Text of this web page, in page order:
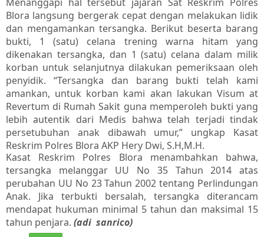
Blora langsung bergerak cepat dengan melakukan lidik
dan mengamankan tersangka. Berikut beserta barang
bukti, 1 (satu) celana trening warna hitam yang
dikenakan tersangka, dan 1 (satu) celana dalam milik
korban untuk selanjutnya dilakukan pemeriksaan oleh
penyidik. “Tersangka dan barang bukti telah kami
amankan, untuk korban kami akan lakukan Visum at
Revertum di Rumah Sakit guna memperoleh bukti yang
lebih autentik dari Medis bahwa telah terjadi tindak
persetubuhan anak dibawah umur,” ungkap Kasat
Reskrim Polres Blora AKP Hery Dwi, S.H,M.H.
Kasat Reskrim Polres Blora menambahkan bahwa,
tersangka melanggar UU No 35 Tahun 2014 atas
perubahan UU No 23 Tahun 2002 tentang Perlindungan
Anak. Jika terbukti bersalah, tersangka diterancam
mendapat hukuman minimal 5 tahun dan maksimal 15
tahun penjara. (adi sanrico)